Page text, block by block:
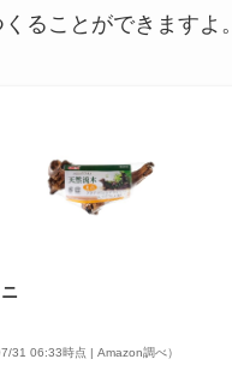
ることができますよ。
31 06:33時点 | Amazon調べ）